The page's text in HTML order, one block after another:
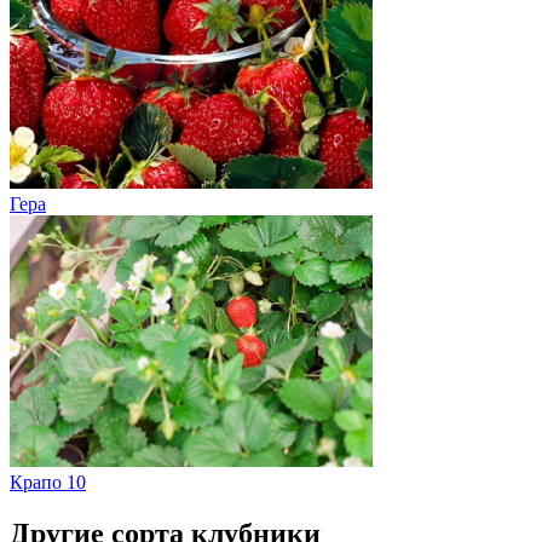
Гера
Крапо 10
Другие сорта клубники